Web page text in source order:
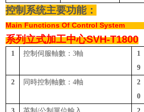
控制系统主要功能：
Main Functions Of Control System
系列立式加工中心SVH-T1800
1 控制伺服軸數：3軸
1
9
2 同時控制軸數：4軸
2
0